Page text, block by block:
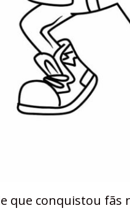
que conquistou